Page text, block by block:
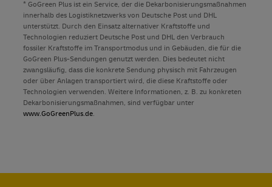
* GoGreen Plus ist ein Service, der die Dekarbonisierungsmaßnahmen
innerhalb des Logistiknetzwerks von Deutsche Post und DHL
unterstützt. Durch den Einsatz alternativer Kraftstoffe und
Technologien reduziert Deutsche Post und DHL den Verbrauch
fossiler Kraftstoffe im Transportmodus und in Gebäuden, die für die
GoGreen Plus-Sendungen genutzt werden. Dies bedeutet nicht
zwangsläufig, dass die konkrete Sendung physisch mit Fahrzeugen
oder über Anlagen transportiert wird, die diese Kraftstoffe oder
Technologien verwenden. Weitere Informationen, z. B. zu konkreten
Dekarbonisierungsmaßnahmen, sind verfügbar unter
www.GoGreenPlus.de.